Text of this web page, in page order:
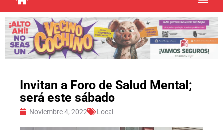
Invitan a Foro de Salud Mental;
será este sábado
Noviembre 4, 2022 Local